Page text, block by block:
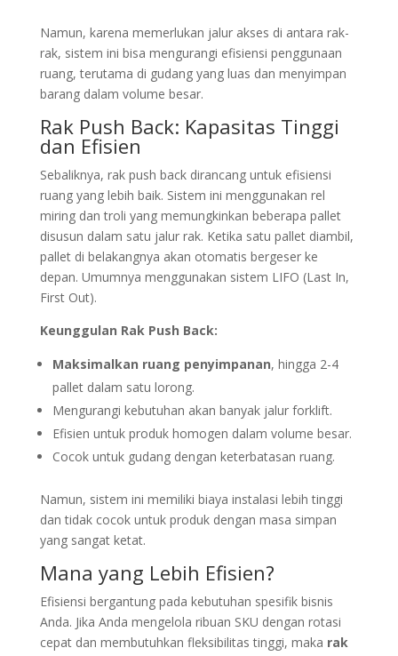
Namun, karena memerlukan jalur akses di antara rak-
rak, sistem ini bisa mengurangi efisiensi penggunaan
ruang, terutama di gudang yang luas dan menyimpan
barang dalam volume besar.
Rak Push Back: Kapasitas Tinggi
dan Efisien
Sebaliknya, rak push back dirancang untuk efisiensi
ruang yang lebih baik. Sistem ini menggunakan rel
miring dan troli yang memungkinkan beberapa pallet
disusun dalam satu jalur rak. Ketika satu pallet diambil,
pallet di belakangnya akan otomatis bergeser ke
depan. Umumnya menggunakan sistem LIFO (Last In,
First Out).
Keunggulan Rak Push Back:
Maksimalkan ruang penyimpanan, hingga 2-4
pallet dalam satu lorong.
Mengurangi kebutuhan akan banyak jalur forklift.
Efisien untuk produk homogen dalam volume besar.
Cocok untuk gudang dengan keterbatasan ruang.
Namun, sistem ini memiliki biaya instalasi lebih tinggi
dan tidak cocok untuk produk dengan masa simpan
yang sangat ketat.
Mana yang Lebih Efisien?
Efisiensi bergantung pada kebutuhan spesifik bisnis
Anda. Jika Anda mengelola ribuan SKU dengan rotasi
cepat dan membutuhkan fleksibilitas tinggi, maka rak